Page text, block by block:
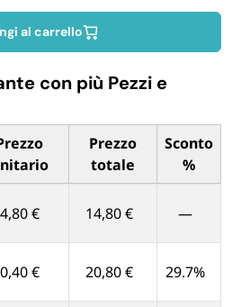
al carrello
con più Pezzi e
in base alla quantità di Pezzi
Prezzo
totale
Sconto
%
€ 14,80 € —
€ 20,80 € 29.7%